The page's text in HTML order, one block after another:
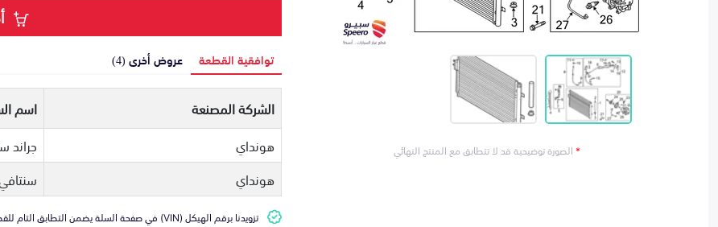
*الصورة توضيحية قد لا تتطابق مع المنتج النهائي
توافقية القطعة عروض أخرى (4)
الشركة المصنعة اسم
هونداي
جراند
هونداي
تزويدنا برقم الهيكل (VIN) في صفحة السلة يضمن التطابق التام للقطعة مع سيارتك